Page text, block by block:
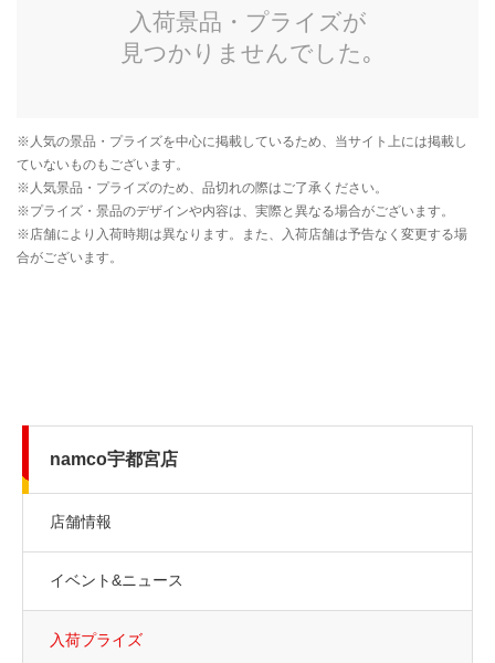
namco宇都宮店
店舗情報
イベント&ニュース
入荷プライズ